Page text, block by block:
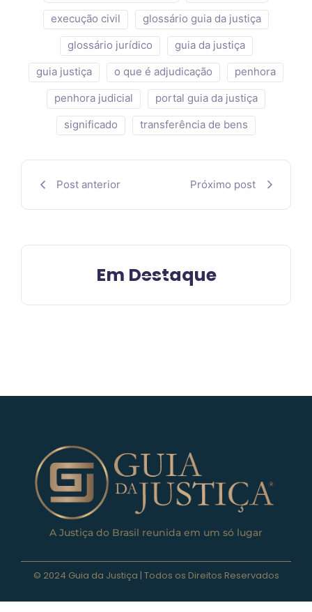
execução civil
glossário guia da justiça
glossário jurídico
guia da justiça
guia justiça
o que é adjudicação
penhora
penhora judicial
portal guia da justiça
significado
transferência de bens
Post anterior Próximo post
Em Destaque
A Justiça do Brasil reunida em um só lugar
© 2024 Guia da Justiça | Todos os Direitos Reservados